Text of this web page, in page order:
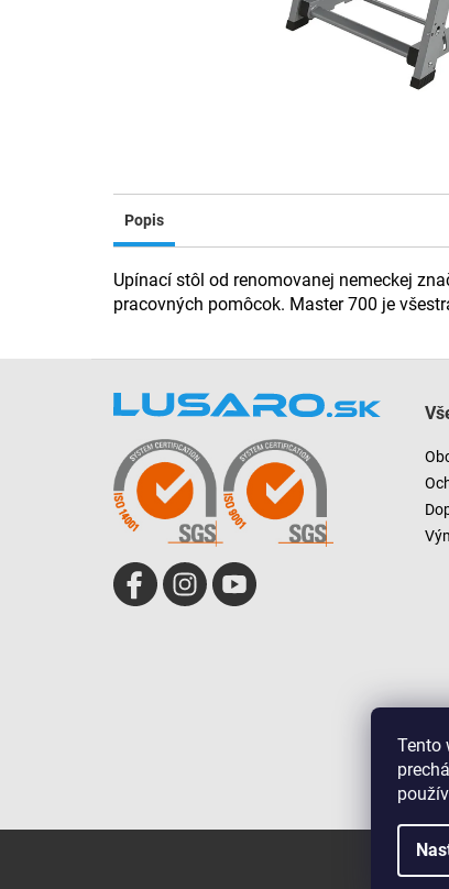
Tento
Popis
Upínací stôl od renomovanej nemeckej
pracovných pomôcok. Master 700 je